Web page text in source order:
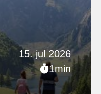
15. jul 2026
1min